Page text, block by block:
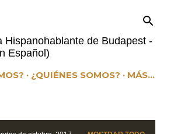
Hispanohablante de Budapest -
Español)
¿QUIÉNES SOMOS? MÁS…